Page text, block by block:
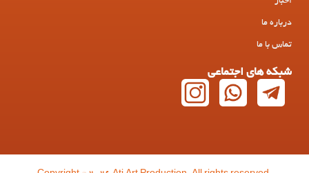
درباره ما
تماس با ما
شبکه های اجتماعی